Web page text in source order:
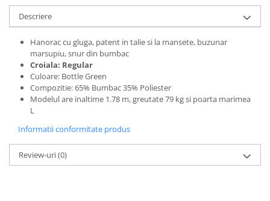
Descriere
Hanorac cu gluga, patent in talie si la mansete, buzunar
marsupiu, snur din bumbac
Croiala: Regular
Culoare: Bottle Green
Compozitie: 65% Bumbac 35% Poliester
Modelul are inaltime 1.78 m, greutate 79 kg si poarta marimea
L
Informatii conformitate produs
Review-uri(0)